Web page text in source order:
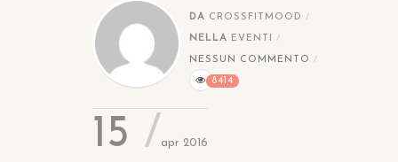
DA CROSSFITMOOD
NELLA EVENTI
NESSUN COMMENTO
8414
15 apr 2016